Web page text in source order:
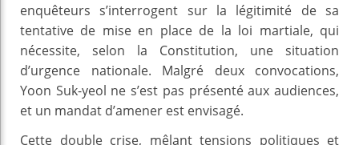
enquêteurs s’interrogent sur la légitimité de sa
tentative de mise en place de la loi martiale, qui
nécessite, selon la Constitution, une situation
d’urgence nationale. Malgré deux convocations,
Yoon Suk-yeol ne s’est pas présenté aux audiences,
et un mandat d’amener est envisagé.
Cette double crise, mêlant tensions politiques et